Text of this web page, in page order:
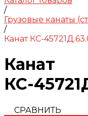
/
Грузовые канаты
/
Канат КС-
Канат
КС-
СРАВНИТЬ